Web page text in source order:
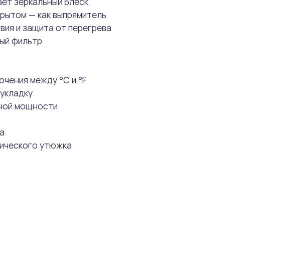
— как выпрямитель
и защита от перегрева
фильтр
между °C и °F
мощности
утюжка